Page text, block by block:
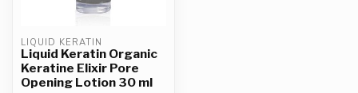
LIQUID KERATIN
Liquid Keratin Organic
Keratine Elixir Pore
Opening Lotion 30 ml